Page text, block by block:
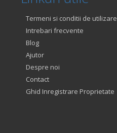
Termeni si conditii de utilizare
Intrebari frecvente
Blog
Ajutor
Despre noi
Contact
Ghid Inregistrare Proprietate